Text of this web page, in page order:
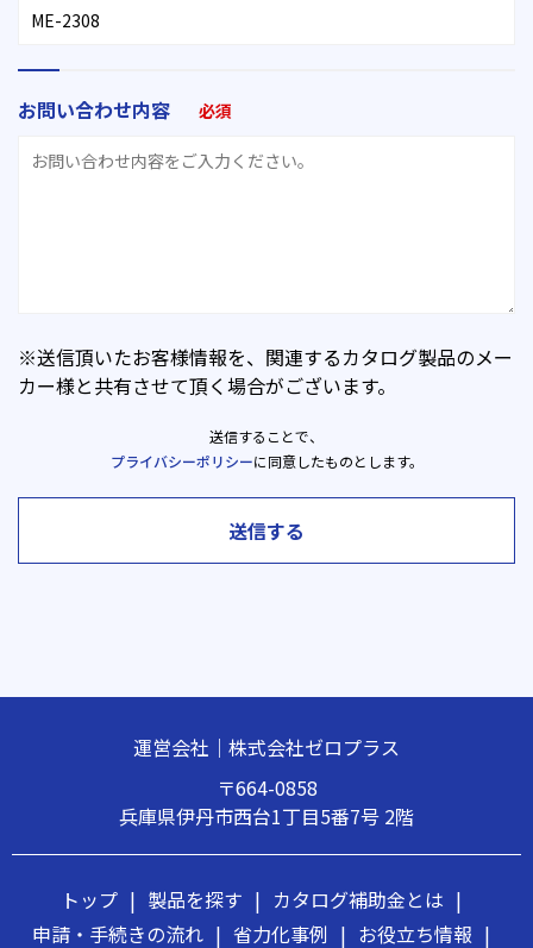
お問い合わせ内容 必須
※送信頂いたお客様情報を、関連するカタログ製品のメー
カー様と共有させて頂く場合がございます。
送信することで、
プライバシーポリシーに同意したものとします。
送信する
運営会社｜株式会社ゼロプラス
〒664-0858
兵庫県伊丹市西台1丁目5番7号 2階
トップ | 製品を探す | カタログ補助金とは |
申請・手続きの流れ | 省力化事例 | お役立ち情報 |